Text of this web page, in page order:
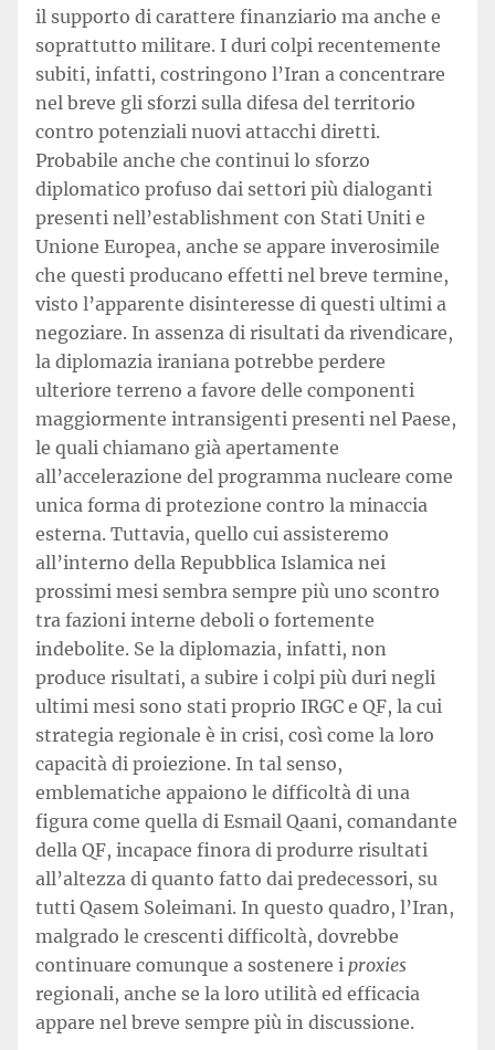
il supporto di carattere finanziario ma anche e
soprattutto militare. I duri colpi recentemente
subiti, infatti, costringono l’Iran a concentrare
nel breve gli sforzi sulla difesa del territorio
contro potenziali nuovi attacchi diretti.
Probabile anche che continui lo sforzo
diplomatico profuso dai settori più dialoganti
presenti nell’establishment con Stati Uniti e
Unione Europea, anche se appare inverosimile
che questi producano effetti nel breve termine,
visto l’apparente disinteresse di questi ultimi a
negoziare. In assenza di risultati da rivendicare,
la diplomazia iraniana potrebbe perdere
ulteriore terreno a favore delle componenti
maggiormente intransigenti presenti nel Paese,
le quali chiamano già apertamente
all’accelerazione del programma nucleare come
unica forma di protezione contro la minaccia
esterna. Tuttavia, quello cui assisteremo
all’interno della Repubblica Islamica nei
prossimi mesi sembra sempre più uno scontro
tra fazioni interne deboli o fortemente
indebolite. Se la diplomazia, infatti, non
produce risultati, a subire i colpi più duri negli
ultimi mesi sono stati proprio IRGC e QF, la cui
strategia regionale è in crisi, così come la loro
capacità di proiezione. In tal senso,
emblematiche appaiono le difficoltà di una
figura come quella di Esmail Qaani, comandante
della QF, incapace finora di produrre risultati
all’altezza di quanto fatto dai predecessori, su
tutti Qasem Soleimani. In questo quadro, l’Iran,
malgrado le crescenti difficoltà, dovrebbe
continuare comunque a sostenere i proxies
regionali, anche se la loro utilità ed efficacia
appare nel breve sempre più in discussione.